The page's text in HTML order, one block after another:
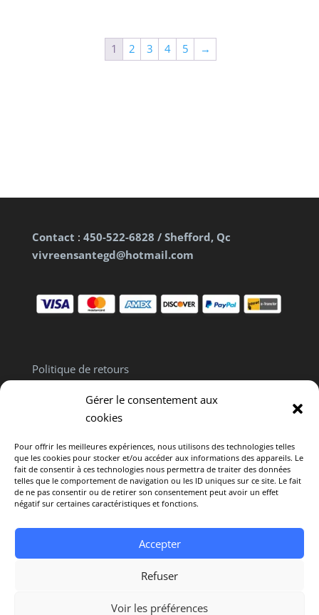
Gérer le consentement aux
cookies
Pour offrir les meilleures expériences, nous utilisons des technologies telles
que les cookies pour stocker et/ou accéder aux informations des appareils. Le
fait de consentir à ces technologies nous permettra de traiter des données
telles que le comportement de navigation ou les ID uniques sur ce site. Le fait
de ne pas consentir ou de retirer son consentement peut avoir un effet
négatif sur certaines caractéristiques et fonctions.
Accepter
Refuser
Voir les préférences
1 2 3 4 5 →
Contact : 450-522-6828 / Shefford, Qc
vivreensantegd@hotmail.com
Politique de retours
Clause de non responsabilité
Politique de cookies (CA)
Avertissement : L’intégralité du contenu offert sur
ce site est fourni uniquement à titre informatif. Il ne
constitue en aucun cas un avis médical
réservés. Conception parMistral Design Inc.